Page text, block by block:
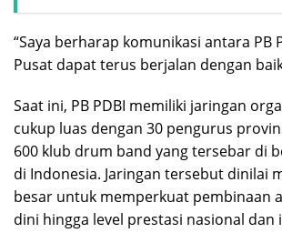
“Saya berharap komunikasi antara PB
Pusat dapat terus berjalan dengan
Saat ini, PB PDBI memiliki jaringan
cukup luas dengan 30 pengurus
600 klub drum band yang tersebar di
di Indonesia. Jaringan tersebut dinilai
besar untuk memperkuat pembinaan
dini hingga level prestasi nasional dan